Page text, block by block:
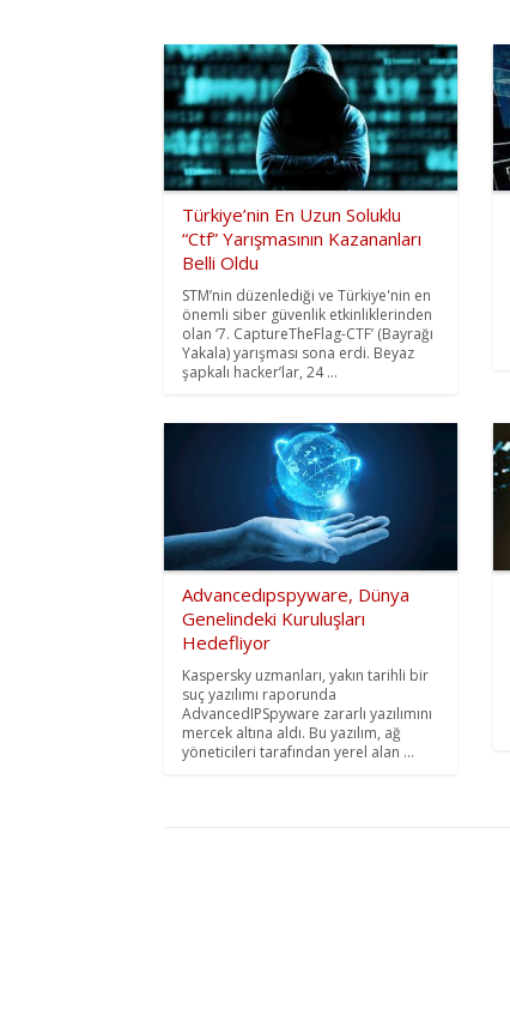
Türkiye’nin En Uzun Soluklu
“Ctf” Yarışmasının Kazananları
Belli Oldu
STM’nin düzenlediği ve Türkiye'nin en
önemli siber güvenlik etkinliklerinden
olan ‘7. CaptureTheFlag-CTF’ (Bayrağı
Yakala) yarışması sona erdi. Beyaz
şapkalı hacker’lar, 24 ...
Advancedıpspyware, Dünya
Genelindeki Kuruluşları
Hedefliyor
Kaspersky uzmanları, yakın tarihli bir
suç yazılımı raporunda
AdvancedIPSpyware zararlı yazılımını
mercek altına aldı. Bu yazılım, ağ
yöneticileri tarafından yerel alan ...